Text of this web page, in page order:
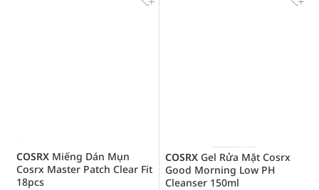
COSRX Miếng Dán Mụn
Cosrx Master Patch Clear Fit
18pcs
COSRX Gel Rửa Mặt Cosrx
Good Morning Low PH
Cleanser 150ml